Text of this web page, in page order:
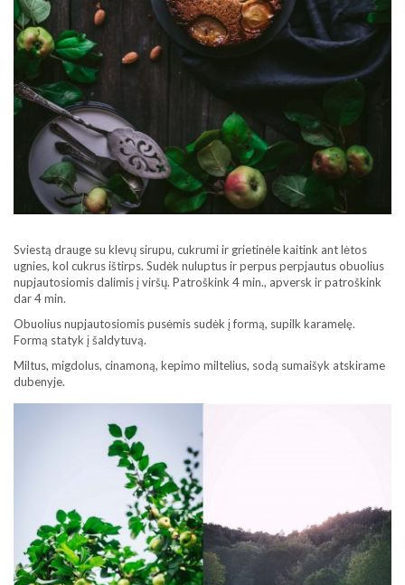
Sviestą drauge su klevų sirupu, cukrumi ir grietinėle kaitink ant lėtos
ugnies, kol cukrus ištirps. Sudėk nuluptus ir perpus perpjautus obuolius
nupjautosiomis dalimis į viršų. Patroškink 4 min., apversk ir patroškink
dar 4 min.
Obuolius nupjautosiomis pusėmis sudėk į formą, supilk karamelę.
Formą statyk į šaldytuvą.
Miltus, migdolus, cinamoną, kepimo miltelius, sodą sumaišyk atskirame
dubenyje.